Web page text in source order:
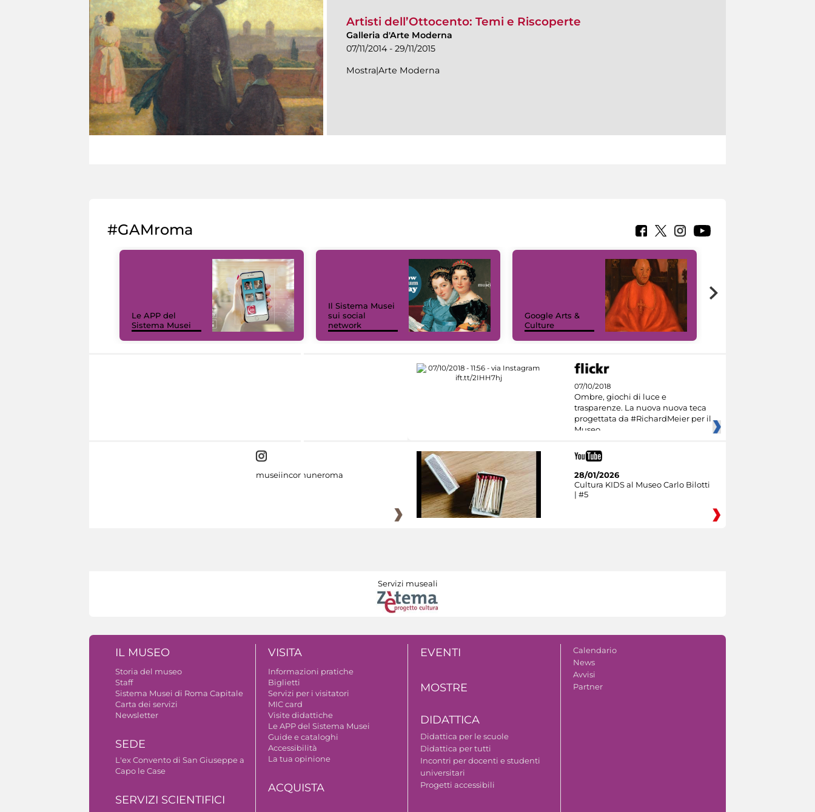
Artisti dell’Ottocento: Temi e Riscoperte
Galleria d'Arte Moderna
07/11/2014 - 29/11/2015
Mostra|Arte Moderna
#GAMroma
Le APP del
Sistema Musei
Il Sistema Musei
sui social
network
Google Arts &
Culture
07/10/2018
Ombre, giochi di luce e
trasparenze. La nuova nuova teca
progettata da #RichardMeier per il
Museo
museiincomuneroma
28/01/2026
Cultura KIDS al Museo Carlo Bilotti
| #5
Servizi museali
IL MUSEO
Storia del museo
Staff
Sistema Musei di Roma Capitale
Carta dei servizi
Newsletter
SEDE
L'ex Convento di San Giuseppe a
Capo le Case
SERVIZI SCIENTIFICI
VISITA
Informazioni pratiche
Biglietti
Servizi per i visitatori
MIC card
Visite didattiche
Le APP del Sistema Musei
Guide e cataloghi
Accessibilità
La tua opinione
ACQUISTA
EVENTI
MOSTRE
DIDATTICA
Didattica per le scuole
Didattica per tutti
Incontri per docenti e studenti
universitari
Progetti accessibili
Calendario
News
Avvisi
Partner